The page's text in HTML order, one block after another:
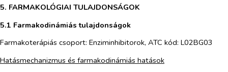
5. FARMAKOLÓGIAI TULAJDONSÁGOK
5.1 Farmakodinámiás tulajdonságok
Farmakoterápiás csoport: Enziminhibitorok, ATC kód: L02BG03
Hatásmechanizmus és farmakodinámiás hatások